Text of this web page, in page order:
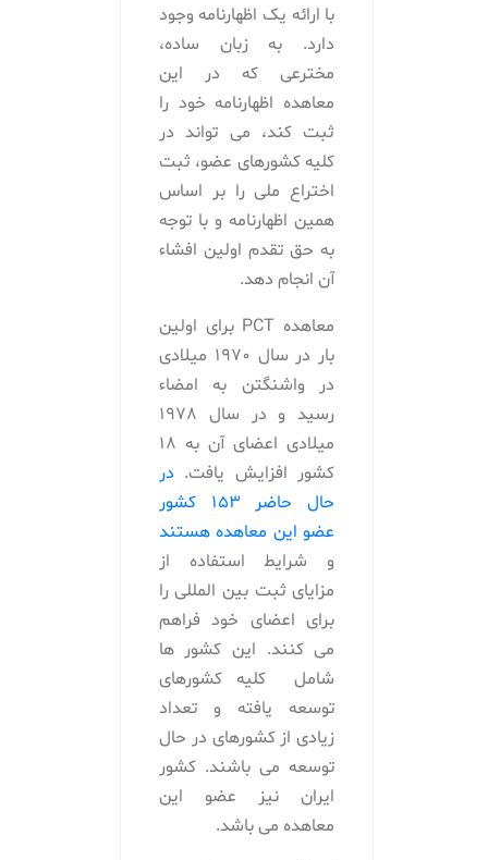
با ارائه یک اظهارنامه وجود
دارد. به زبان ساده،
مخترعی که در این
معاهده اظهارنامه خود را
ثبت کند، می تواند در
کلیه کشورهای عضو، ثبت
اختراع ملی را بر اساس
همین اظهارنامه و با توجه
به حق تقدم اولین افشاء
آن انجام دهد.
معاهده PCT برای اولین
بار در سال 1970 میلادی
در واشنگتن به امضاء
رسید و در سال 1978
میلادی اعضای آن به 18
کشور افزایش یافت. در
حال حاضر ۱۵۳ کشور
عضو این معاهده هستند
و شرایط استفاده از
مزایای ثبت بین المللی را
برای اعضای خود فراهم
می کنند. این کشور ها
شامل کلیه کشورهای
توسعه یافته و تعداد
زیادی از کشورهای در حال
توسعه می باشند. کشور
ایران نیز عضو این
معاهده می باشد.